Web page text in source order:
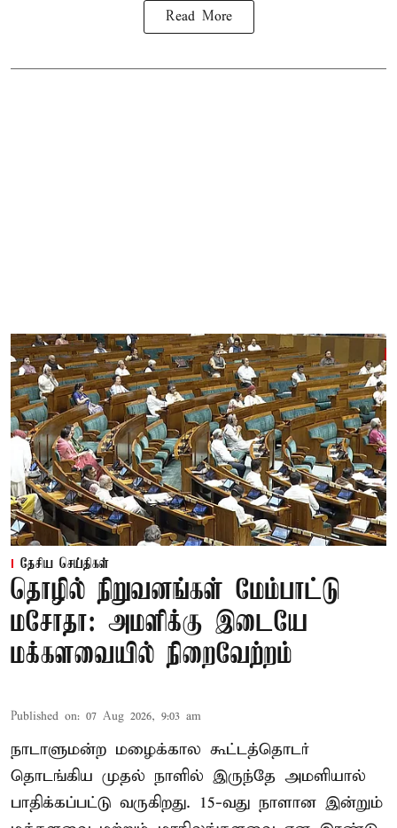
Read More
தேசிய செய்திகள்
தொழில் நிறுவனங்கள் மேம்பாட்டு
மசோதா: அமளிக்கு இடையே
மக்களவையில் நிறைவேற்றம்
Published on: 07 Aug 2026, 9:03 am
நாடாளுமன்ற மழைக்கால கூட்டத்தொடர்
தொடங்கிய முதல் நாளில் இருந்தே அமளியால்
பாதிக்கப்பட்டு வருகிறது. 15-வது நாளான இன்றும்